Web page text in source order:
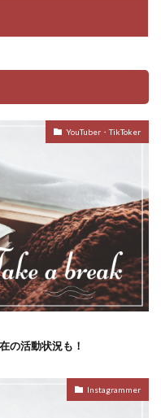
YouTuber・TikToker
の活動状況も！
Instagrammer